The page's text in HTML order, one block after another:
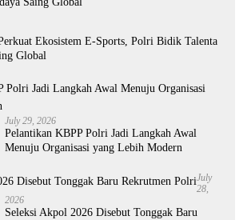
Ekosistem E-Sports, Polri Bidik Talenta
Global
July 29, 2026
Pelantikan KBPP Polri Jadi Langkah Awal
Menuju Organisasi yang Lebih Modern
July
28,
2026
Seleksi Akpol 2026 Disebut Tonggak Baru